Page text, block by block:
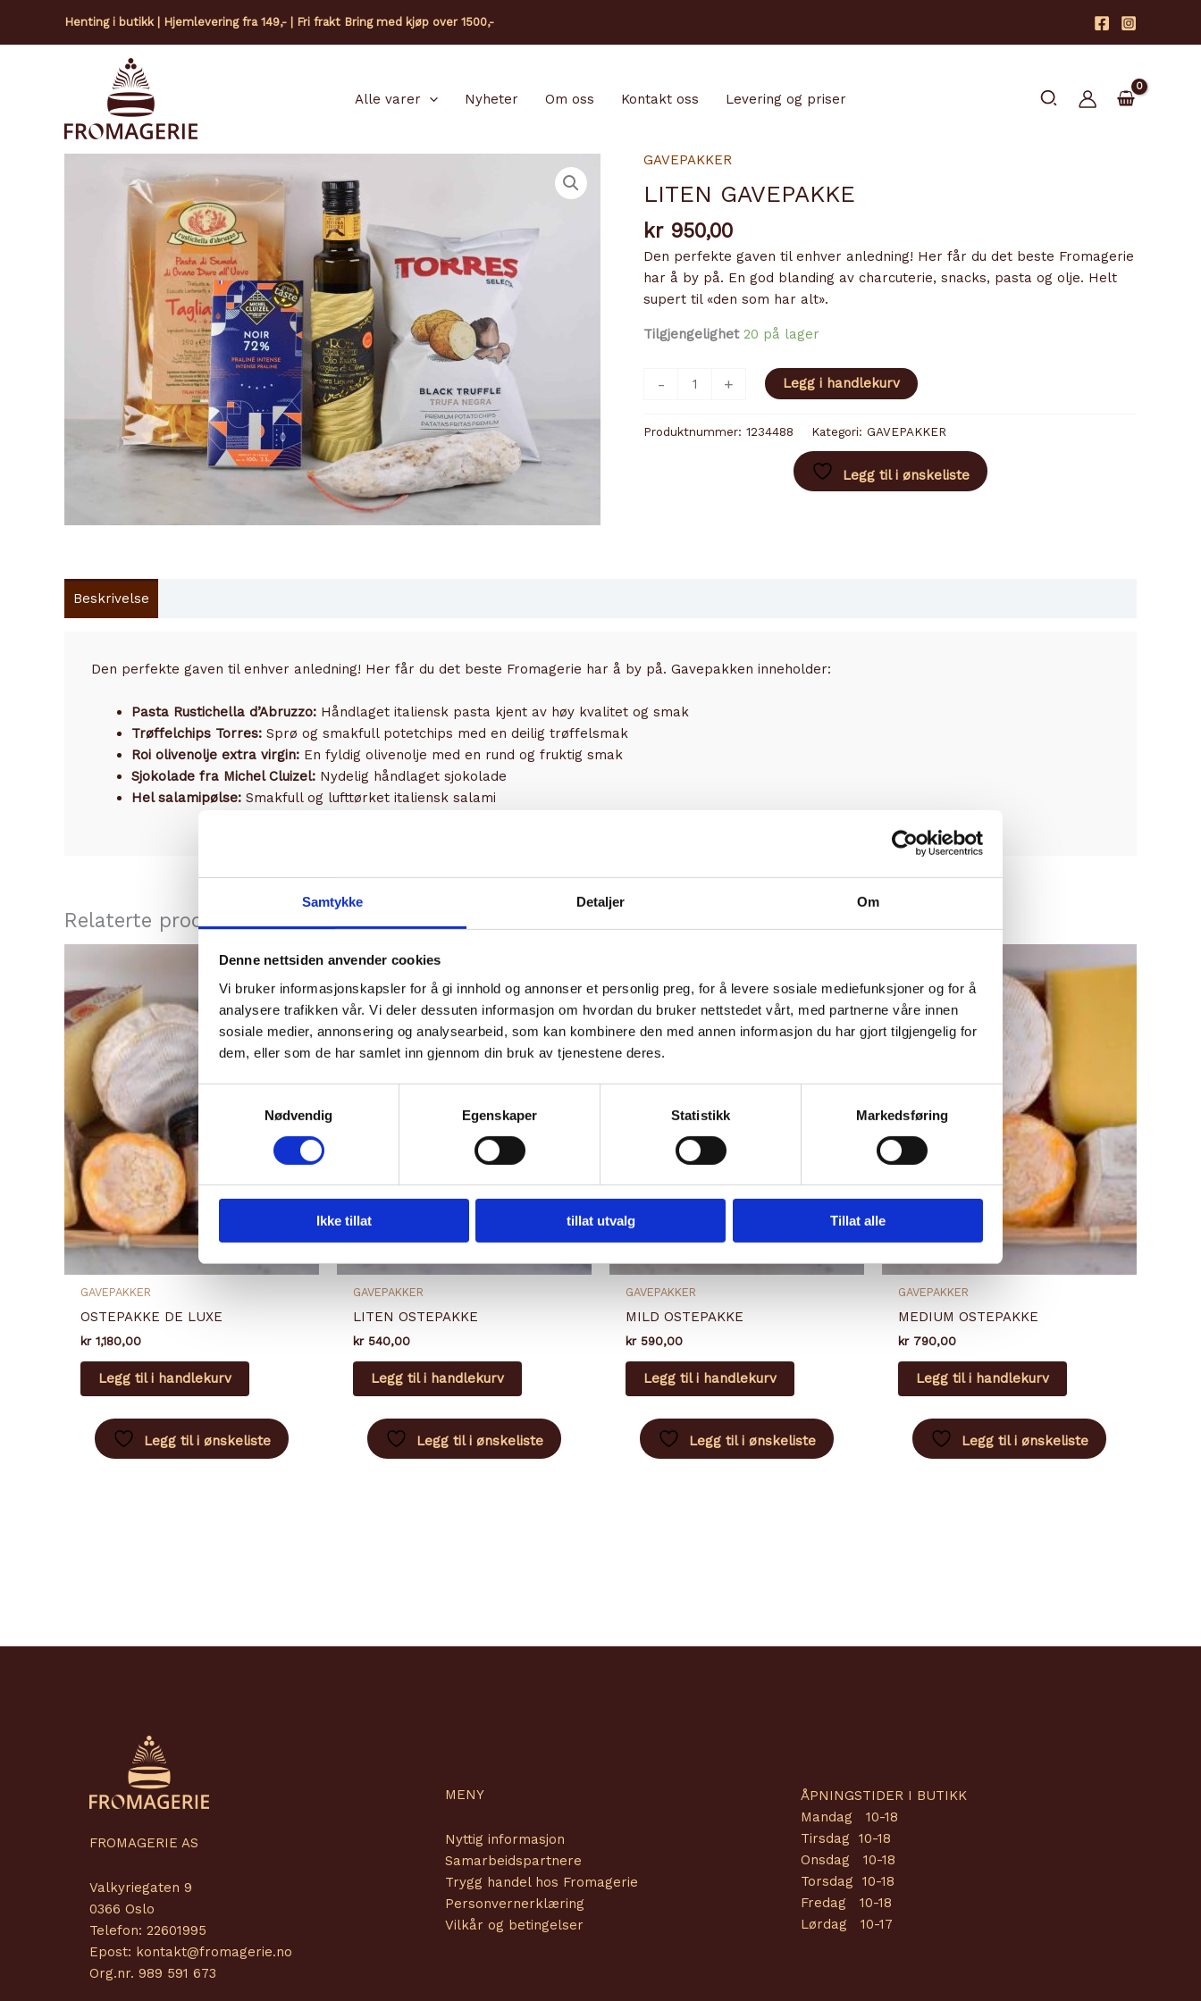
Samtykke Detaljer Om
Denne nettsiden anvender cookies
Vi bruker informasjonskapsler for å gi innhold og annonser et personlig preg, for å levere sosiale mediefunksjoner og for å
analysere trafikken vår. Vi deler dessuten informasjon om hvordan du bruker nettstedet vårt, med partnerne våre innen
sosiale medier, annonsering og analysearbeid, som kan kombinere den med annen informasjon du har gjort tilgjengelig for
dem, eller som de har samlet inn gjennom din bruk av tjenestene deres.
Samtykkevalg
Nødvendig
Egenskaper Statistikk Markedsføring
Ikke tillat tillat utvalg Tillat alle
Henting i butikk | Hjemlevering fra 149,- | Fri frakt Bring med kjøp over 1500,-
Alle varer Nyheter Om oss Kontakt oss Levering og priser Søk
GAVEPAKKER
LITEN GAVEPAKKE
kr950,00
Den perfekte gaven til enhver anledning! Her får du det beste Fromagerie
har å by på. En god blanding av charcuterie, snacks, pasta og olje. Helt
supert til «den som har alt».
Tilgjengelighet 20 på lager
- + Legg i handlekurv
Produktnummer: 1234488 Kategori: GAVEPAKKER
Legg til i ønskeliste
Beskrivelse
Den perfekte gaven til enhver anledning! Her får du det beste Fromagerie har å by på. Gavepakken inneholder:
Pasta Rustichella d’Abruzzo: Håndlaget italiensk pasta kjent av høy kvalitet og smak
Trøffelchips Torres: Sprø og smakfull potetchips med en deilig trøffelsmak
Roi olivenolje extra virgin: En fyldig olivenolje med en rund og fruktig smak
Sjokolade fra Michel Cluizel: Nydelig håndlaget sjokolade
Hel salamipølse: Smakfull og lufttørket italiensk salami
Relaterte produkter
GAVEPAKKER
OSTEPAKKE DE LUXE
kr1,180,00
Legg til i handlekurv
Legg til i ønskeliste
GAVEPAKKER
LITEN OSTEPAKKE
kr540,00
Legg til i handlekurv
Legg til i ønskeliste
GAVEPAKKER
MILD OSTEPAKKE
kr590,00
Legg til i handlekurv
Legg til i ønskeliste
GAVEPAKKER
MEDIUM OSTEPAKKE
kr790,00
Legg til i handlekurv
Legg til i ønskeliste
FROMAGERIE AS
Valkyriegaten 9
0366 Oslo
Telefon: 22601995
Epost: kontakt@fromagerie.no
Org.nr. 989 591 673
MENY
Nyttig informasjon
Samarbeidspartnere
Trygg handel hos Fromagerie
Personvernerklæring
Vilkår og betingelser
ÅPNINGSTIDER I BUTIKK
Mandag 10-18
Tirsdag 10-18
Onsdag 10-18
Torsdag 10-18
Fredag 10-18
Lørdag 10-17